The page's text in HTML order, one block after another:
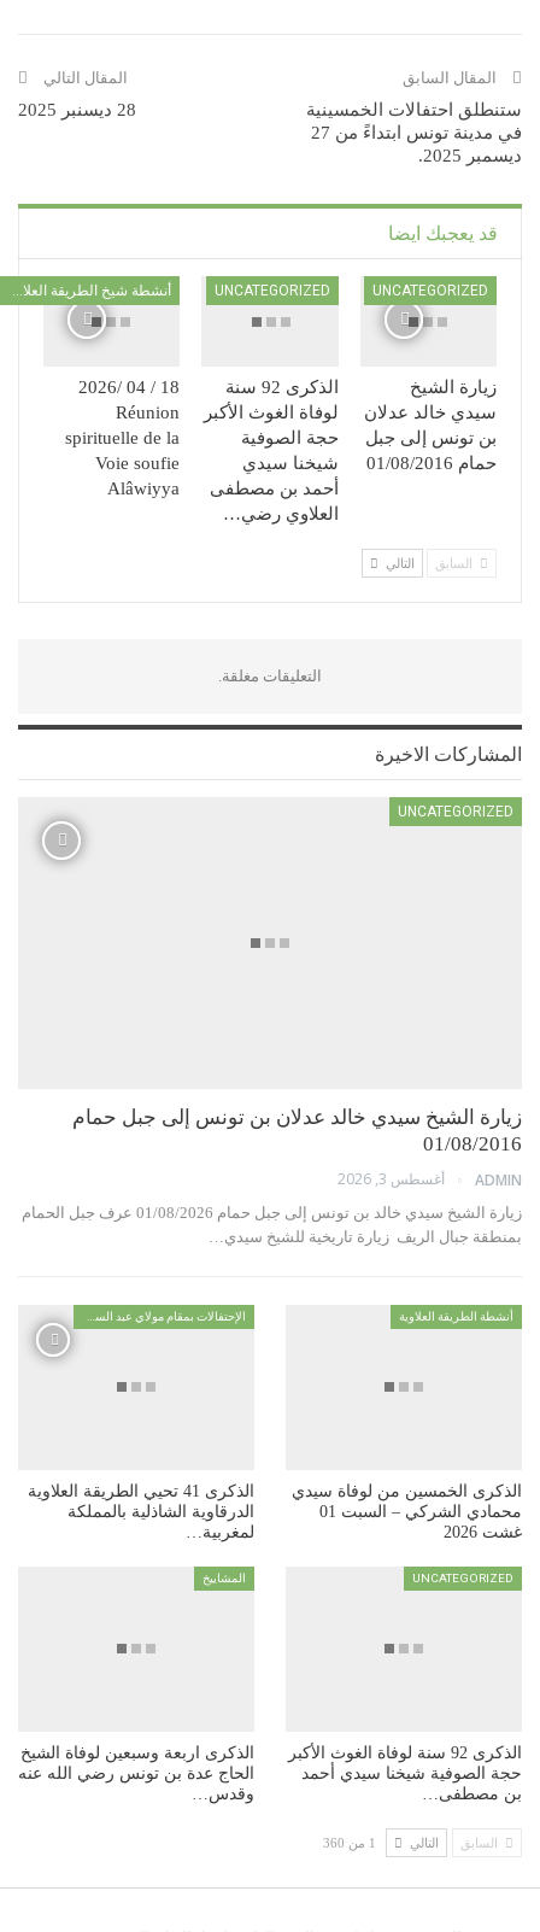
المقال السابق
ستنطلق احتفالات الخمسينية
في مدينة تونس ابتداءً من 27
ديسمبر 2025.
المقال التالي
28 ديسنبر 2025
قد يعجبك ايضا
UNCATEGORIZED
زيارة الشيخ
سيدي خالد عدلان
بن تونس إلى جبل
حمام 01/08/2016
UNCATEGORIZED
الذكرى 92 سنة
لوفاة الغوث الأكبر
حجة الصوفية
شيخنا سيدي
أحمد بن مصطفى
العلاوي رضي…
أنشطة شيخ الطريقة العلاوية
18 / 04 /2026
Réunion
spirituelle de la
Voie soufie
Alâwiyya
السابق التالي
التعليقات مغلقة.
المشاركات الاخيرة
UNCATEGORIZED
زيارة الشيخ سيدي خالد عدلان بن تونس إلى جبل حمام
01/08/2016
ADMIN أغسطس 3, 2026
زيارة الشيخ سيدي خالد بن تونس إلى جبل حمام 01/08/2026 عرف جبل الحمام
بمنطقة جبال الريف زيارة تاريخية للشيخ سيدي…
أنشطة الطريقة العلاوية
الذكرى الخمسين من لوفاة سيدي
محمادي الشركي – السبت 01
غشت 2026
الإحتفالات بمقام مولاي عبد السلام ابن مشيش
الذكرى 41 تحيي الطريقة العلاوية
الدرقاوية الشاذلية بالمملكة
لمغربية…
UNCATEGORIZED
الذكرى 92 سنة لوفاة الغوث الأكبر
حجة الصوفية شيخنا سيدي أحمد
بن مصطفى…
المشاييخ
الذكرى اربعة وسبعين لوفاة الشيخ
الحاج عدة بن تونس رضي الله عنه
وقدس…
السابق التالي 1 من 360